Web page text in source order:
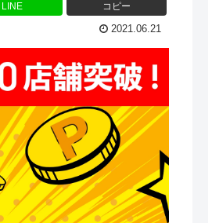
LINE コピー
2021.06.21